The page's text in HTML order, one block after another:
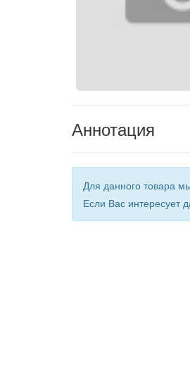
Аннотация
Для данного товара
Если Вас интересует